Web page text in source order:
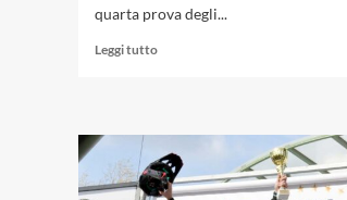
quarta prova degli...
Leggi tuttoLeggi
d’Italia,
il
Motoclub